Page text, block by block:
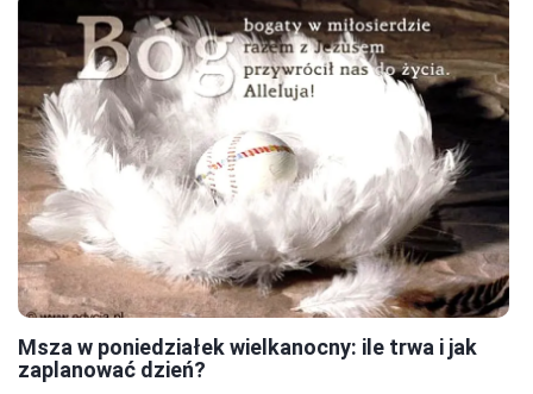
Msza w poniedziałek wielkanocny: ile trwa i jak
zaplanować dzień?